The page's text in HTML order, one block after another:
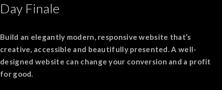
Day Finale
Build an elegantly modern, responsive website that’s
creative, accessible and beautifully presented. A well-
designed website can change your conversion and a profit
for good.